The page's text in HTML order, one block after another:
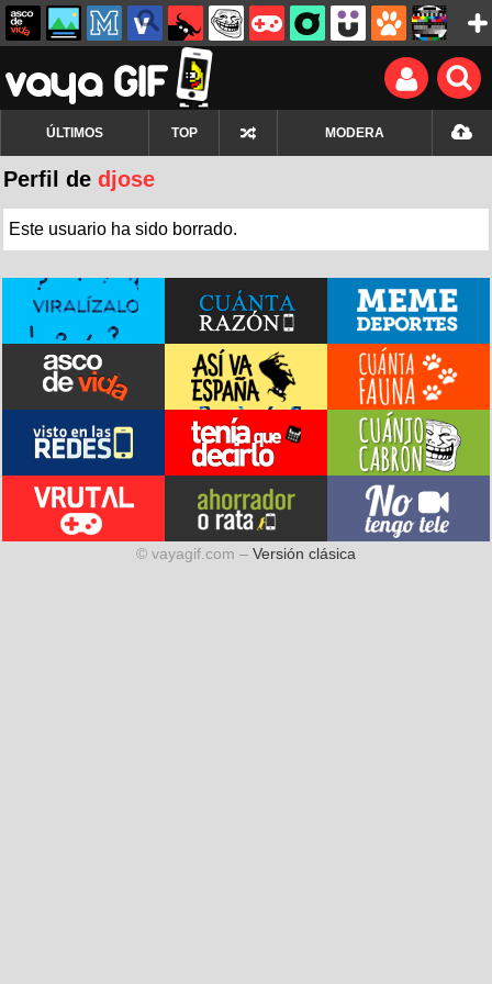
ÚLTIMOS TOP MODERA
Perfil de djose
Este usuario ha sido borrado.
© vayagif.com – Versión clásica